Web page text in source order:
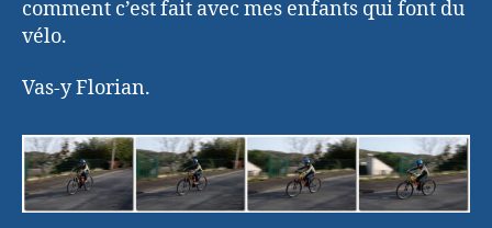
comment c’est fait avec mes enfants qui font du
vélo.
Vas-y Florian.